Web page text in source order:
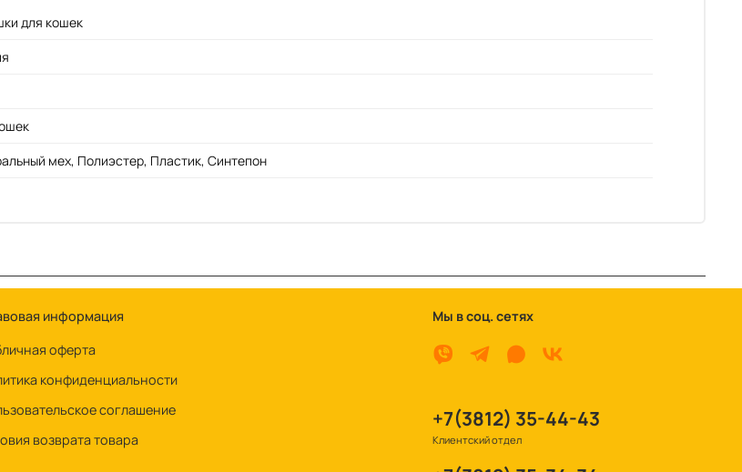
для кошек
мех, Полиэстер, Пластик, Синтепон
информация
оферта
конфиденциальности
соглашение
возврата товара
Мы в соц. сетях
+7(3812) 35-44-43
Клиентский отдел